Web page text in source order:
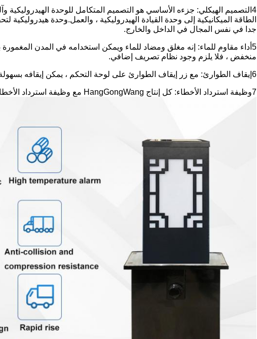
4التصميم الهيكلي: جزءه الأساسي هو التصميم المتكامل للوحدة الهيدروليكية
الطاقة الميكانيكية إلى وحدة القيادة الهيدروليكية ، والعمل.وحدة هيدروليكية
جدا في نفس المجال في الداخل والخارج.
5أداء مقاوم للماء: إنه مغلق ومضاد للماء ويمكن استخدامه في المدن
منخفض ، فلا يلزم وجود نظام تصريف إضافي.
6إيقاف الطوارئ: مع زر إيقاف الطوارئ على لوحة التحكم ، يمكن إيقافه بسهولة يدوياً بمجرد فصل أو حادث.
7وظيفة استرداد الأخطاء: كل إنتاج HangGongWang مع وظيفة استرداد الأخطاء، والنظام سوف الاسترداد الذاتي بعد قطع الطاقة.